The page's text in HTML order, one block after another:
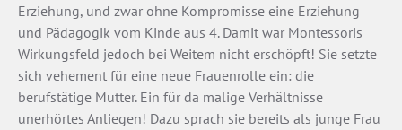
Erziehung, und zwar ohne Kompromisse eine Erziehung
und Pädagogik vom Kinde aus 4. Damit war Montessoris
Wirkungsfeld jedoch bei Weitem nicht erschöpft! Sie setzte
sich vehement für eine neue Frauenrolle ein: die
berufstätige Mutter. Ein für da­ malige Verhältnisse
unerhörtes Anliegen! Dazu sprach sie bereits als junge Frau